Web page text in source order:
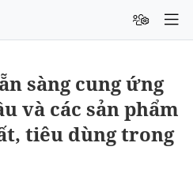
sàng cung ứng
và các sản phẩm
tiêu dùng trong